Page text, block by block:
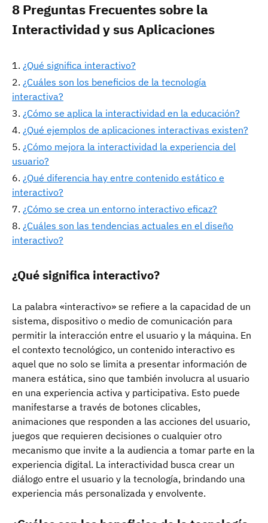
8 Preguntas Frecuentes sobre la
Interactividad y sus Aplicaciones
¿Qué significa interactivo?
¿Cuáles son los beneficios de la tecnología
interactiva?
¿Cómo se aplica la interactividad en la educación?
¿Qué ejemplos de aplicaciones interactivas existen?
¿Cómo mejora la interactividad la experiencia del
usuario?
¿Qué diferencia hay entre contenido estático e
interactivo?
¿Cómo se crea un entorno interactivo eficaz?
¿Cuáles son las tendencias actuales en el diseño
interactivo?
¿Qué significa interactivo?
La palabra «interactivo» se refiere a la capacidad de un
sistema, dispositivo o medio de comunicación para
permitir la interacción entre el usuario y la máquina. En
el contexto tecnológico, un contenido interactivo es
aquel que no solo se limita a presentar información de
manera estática, sino que también involucra al usuario
en una experiencia activa y participativa. Esto puede
manifestarse a través de botones clicables,
animaciones que responden a las acciones del usuario,
juegos que requieren decisiones o cualquier otro
mecanismo que invite a la audiencia a tomar parte en la
experiencia digital. La interactividad busca crear un
diálogo entre el usuario y la tecnología, brindando una
experiencia más personalizada y envolvente.